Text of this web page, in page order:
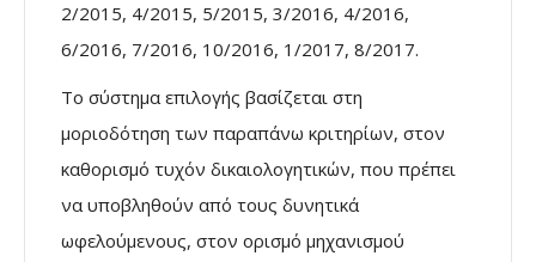
2/2015, 4/2015, 5/2015, 3/2016, 4/2016,
6/2016, 7/2016, 10/2016, 1/2017, 8/2017.
Το σύστημα επιλογής βασίζεται στη
μοριοδότηση των παραπάνω κριτηρίων, στον
καθορισμό τυχόν δικαιολογητικών, που πρέπει
να υποβληθούν από τους δυνητικά
ωφελούμενους, στον ορισμό μηχανισμού